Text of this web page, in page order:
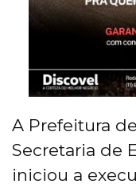
A Prefeitura
Secretaria de
iniciou a